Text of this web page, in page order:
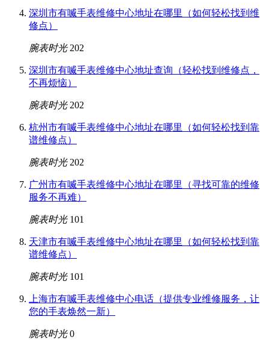
深圳市有喴手表维修中心地址在哪里（如何轻松找到维
修点）
腕表时光 202
深圳市有喴手表维修中心地址查询（轻松找到维修点，
不再烦恼）
腕表时光 202
杭州市有喴手表维修中心地址在哪里（如何轻松找到靠
谱维修点）
腕表时光 202
广州市有喴手表维修中心地址在哪里（寻找可靠的维修
服务不再难）
腕表时光 101
天津市有喴手表维修中心地址在哪里（如何轻松找到靠
谱维修点）
腕表时光 101
上海市有喴手表维修中心电话（提供专业维修服务，让
您的手表焕然一新）
腕表时光 0